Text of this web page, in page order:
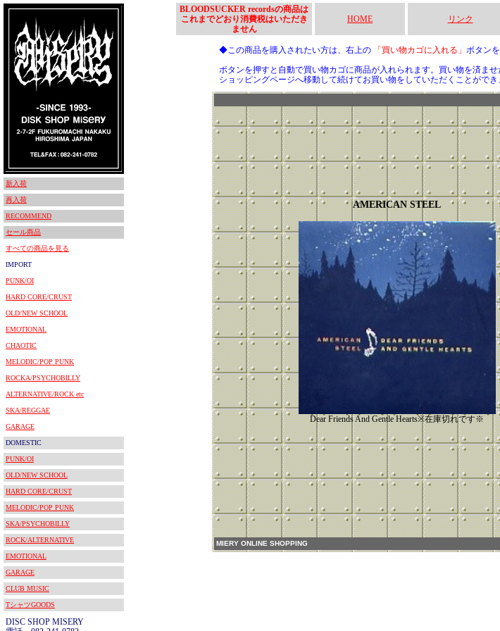
新入荷
再入荷
RECOMMEND
セール商品
すべての商品を見る
IMPORT
PUNK/OI
HARD CORE/CRUST
OLD/NEW SCHOOL
EMOTIONAL
CHAOTIC
MELODIC/POP PUNK
ROCKA/PSYCHOBILLY
ALTERNATIVE/ROCK etc
SKA/REGGAE
GARAGE
DOMESTIC
PUNK/OI
OLD/NEW SCHOOL
HARD CORE/CRUST
MELODIC/POP PUNK
SKA/PSYCHOBILLY
ROCK/ALTERNATIVE
EMOTIONAL
GARAGE
CLUB MUSIC
TシャツGOODS
DISC SHOP MISERY
BLOODSUCKER recordsの商品は
これまでどおり消費税はいただき
ません
HOME リンク
◆この商品を購入されたい方は、右上の 「買い物カゴに入れる」 ボタン
ボタンを押すと自動で買い物カゴに商品が入れられます。買い物を済ま
ショッピングページへ移動して続けてお買い物をしていただくことができ
AMERICAN STEEL
Dear Friends And Gentle Hearts※在庫切れです※
MIERY ONLINE SHOPPING